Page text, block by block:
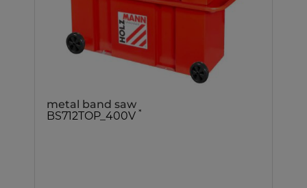
metal band saw
BS712TOP_400V *